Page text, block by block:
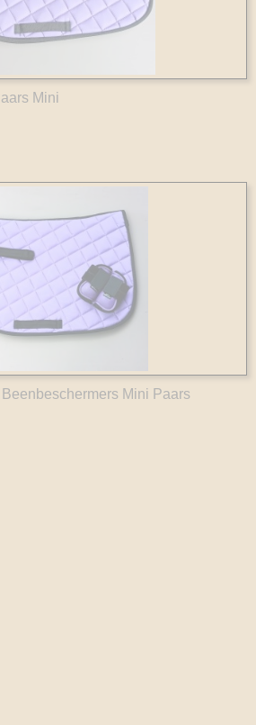
Mini
Mini Paars